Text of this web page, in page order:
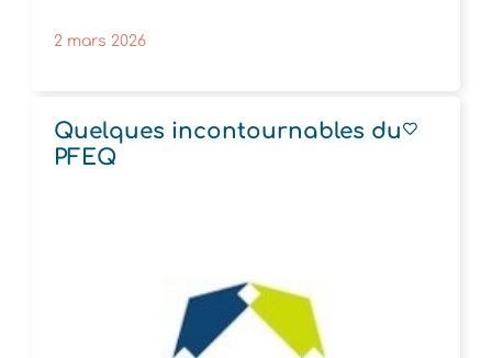
2 mars 2026
Quelques incontournables du
PFEQ